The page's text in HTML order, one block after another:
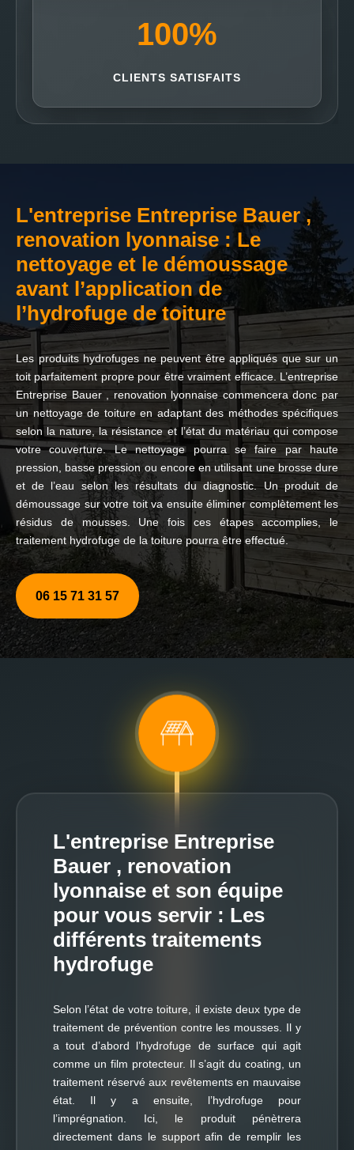
100%
CLIENTS SATISFAITS
L'entreprise Entreprise Bauer ,
renovation lyonnaise : Le
nettoyage et le démoussage
avant l’application de
l’hydrofuge de toiture
Les produits hydrofuges ne peuvent être appliqués que sur un
toit parfaitement propre pour être vraiment efficace. L’entreprise
Entreprise Bauer , renovation lyonnaise commencera donc par
un nettoyage de toiture en adaptant des méthodes spécifiques
selon la nature, la résistance et l’état du matériau qui compose
votre couverture. Le nettoyage pourra se faire par haute
pression, basse pression ou encore en utilisant une brosse dure
et de l’eau selon les résultats du diagnostic. Un produit de
démoussage sur votre toit va ensuite éliminer complètement les
résidus de mousses. Une fois ces étapes accomplies, le
traitement hydrofuge de la toiture pourra être effectué.
06 15 71 31 57
L'entreprise Entreprise
Bauer , renovation
lyonnaise et son équipe
pour vous servir : Les
différents traitements
hydrofuge
Selon l’état de votre toiture, il existe deux type de
traitement de prévention contre les mousses. Il y
a tout d’abord l’hydrofuge de surface qui agit
comme un film protecteur. Il s’agit du coating, un
traitement réservé aux revêtements en mauvaise
état. Il y a ensuite, l’hydrofuge pour
l’imprégnation. Ici, le produit pénètrera
directement dans le support afin de remplir les